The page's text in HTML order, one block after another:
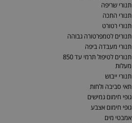
תנורי שריפה
תנורי התכה
תנורי רטורט
תנורים לטמפרטורה גבוהה
תנורי מעבדה ביפה
תנורים לטיפול תרמי עד 850
מעלות
תנורי ייבוש
תאי סביבה ולחות
גופי חימום גמישים
גופי חימום אצבע
אמבטי מים